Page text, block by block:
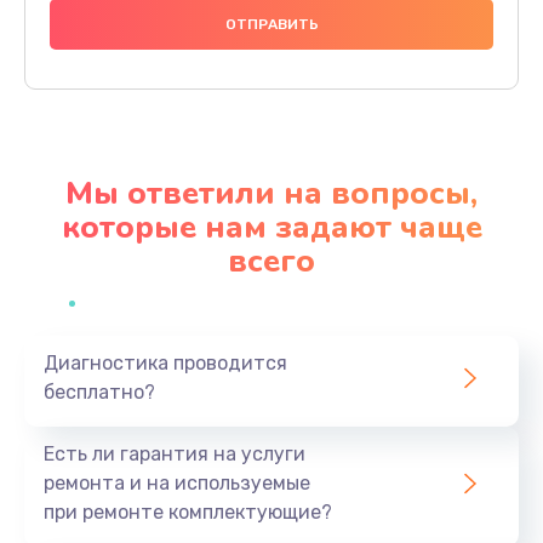
2885 руб.
Заказать
Замена шлейфа матрицы
Заказать
Мы ответили на вопросы,
которые нам задают чаще
всего
Диагностика проводится
бесплатно?
Есть ли гарантия на услуги
ремонта и на используемые
при ремонте комплектующие?